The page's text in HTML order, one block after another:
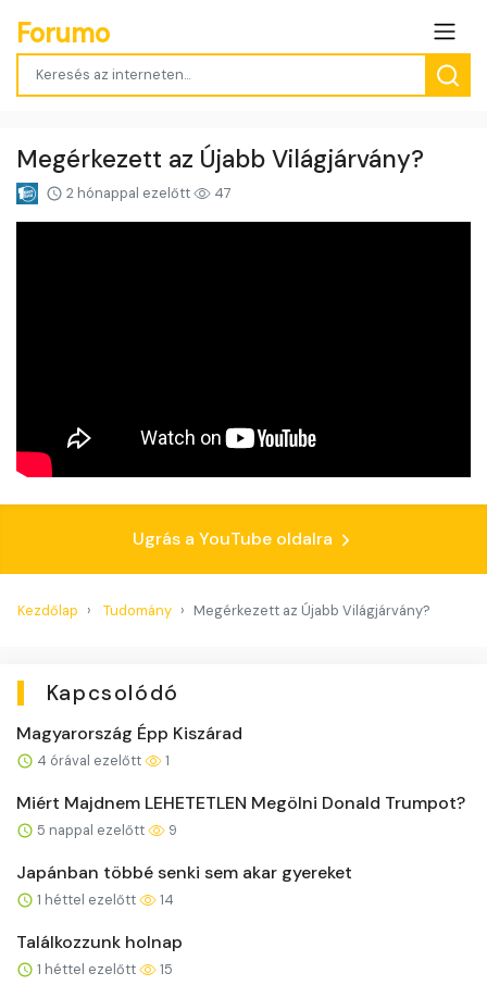
Forumo
Megérkezett az Újabb Világjárvány?
2 hónappal ezelőtt 47
Ugrás a YouTube oldalra
Kezdőlap Tudomány Megérkezett az Újabb Világjárvány?
Kapcsolódó
Magyarország Épp Kiszárad
4 órával ezelőtt 1
Miért Majdnem LEHETETLEN Megölni Donald Trumpot?
5 nappal ezelőtt 9
Japánban többé senki sem akar gyereket
1 héttel ezelőtt 14
Találkozzunk holnap
1 héttel ezelőtt 15